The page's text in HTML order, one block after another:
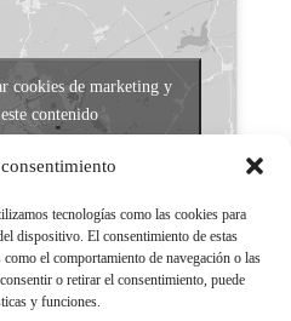
tecnologías como las cookies para
dispositivo. El consentimiento de estas
el comportamiento de navegación o las
o retirar el consentimiento, puede
y funciones.
cookies de marketing y
contenido